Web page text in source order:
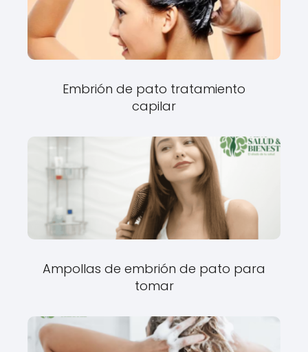
Embrión de pato tratamiento
capilar
Ampollas de embrión de pato para
tomar